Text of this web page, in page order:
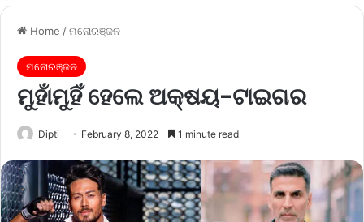
Home /ମନୋରଞ୍ଜନ
ମନୋରଞ୍ଜନ
ମୁହାଁମୁହିଁ ହେଲେ ଅକ୍ଷୟ-ଟାଇଗର
Dipti February 8, 2022 1 minute read